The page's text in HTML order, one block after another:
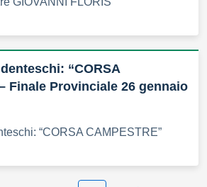
“CORSA
Finale Provinciale 26 gennaio
“CORSA CAMPESTRE”